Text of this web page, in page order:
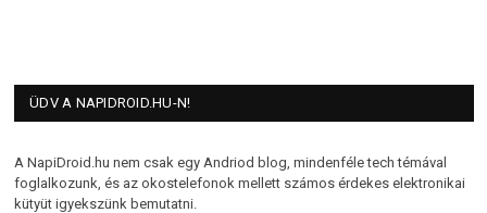
ÜDV A NAPIDROID.HU-N!
A NapiDroid.hu nem csak egy Andriod blog, mindenféle tech témával
foglalkozunk, és az okostelefonok mellett számos érdekes elektronikai
kütyüt igyekszünk bemutatni.